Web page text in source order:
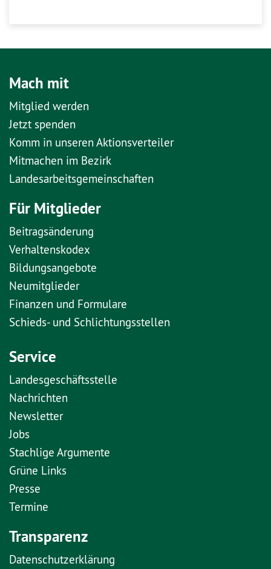
Mach mit
Mitglied werden
Jetzt spenden
Komm in unseren Aktionsverteiler
Mitmachen im Bezirk
Landesarbeitsgemeinschaften
Für Mitglieder
Beitragsänderung
Verhaltenskodex
Bildungsangebote
Neumitglieder
Finanzen und Formulare
Schieds- und Schlichtungsstellen
Service
Landesgeschäftsstelle
Nachrichten
Newsletter
Jobs
Stachlige Argumente
Grüne Links
Presse
Termine
Transparenz
Datenschutzerklärung